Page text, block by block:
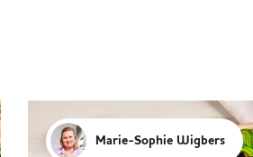
Marie-Sophie Wigbers